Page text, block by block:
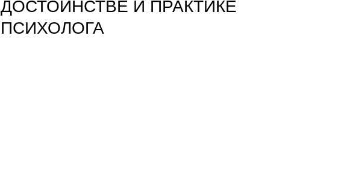
ДОСТОИНСТВЕ И ПРАКТИКЕ
ПСИХОЛОГА